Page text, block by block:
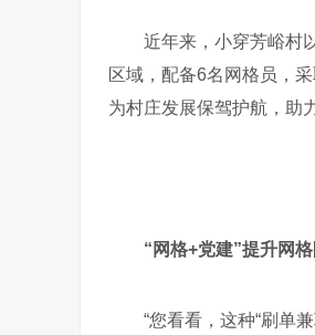
近年来，小穿芳峪村
区域，配备6名网格员，
为村庄发展保驾护航，助
“网格+党建”提升网
“您看看，这种“刷单